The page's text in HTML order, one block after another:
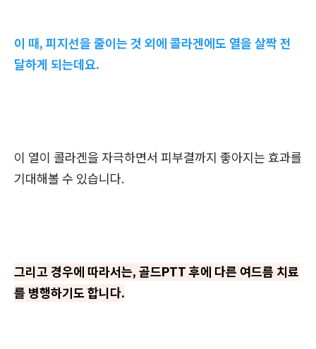
이 때, 피지선을 줄이는 것 외에 콜라겐에도 열을 살짝 전
달하게 되는데요.
이 열이 콜라겐을 자극하면서 피부결까지 좋아지는 효과를
기대해볼 수 있습니다.
그리고 경우에 따라서는, 골드PTT 후에 다른 여드름 치료
를 병행하기도 합니다.